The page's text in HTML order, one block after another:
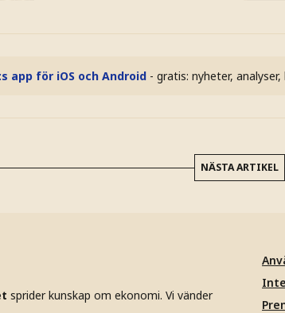
app för iOS och Android - gratis: nyheter,
NÄSTA ARTIKEL
sprider kunskap om ekonomi. Vi vänder